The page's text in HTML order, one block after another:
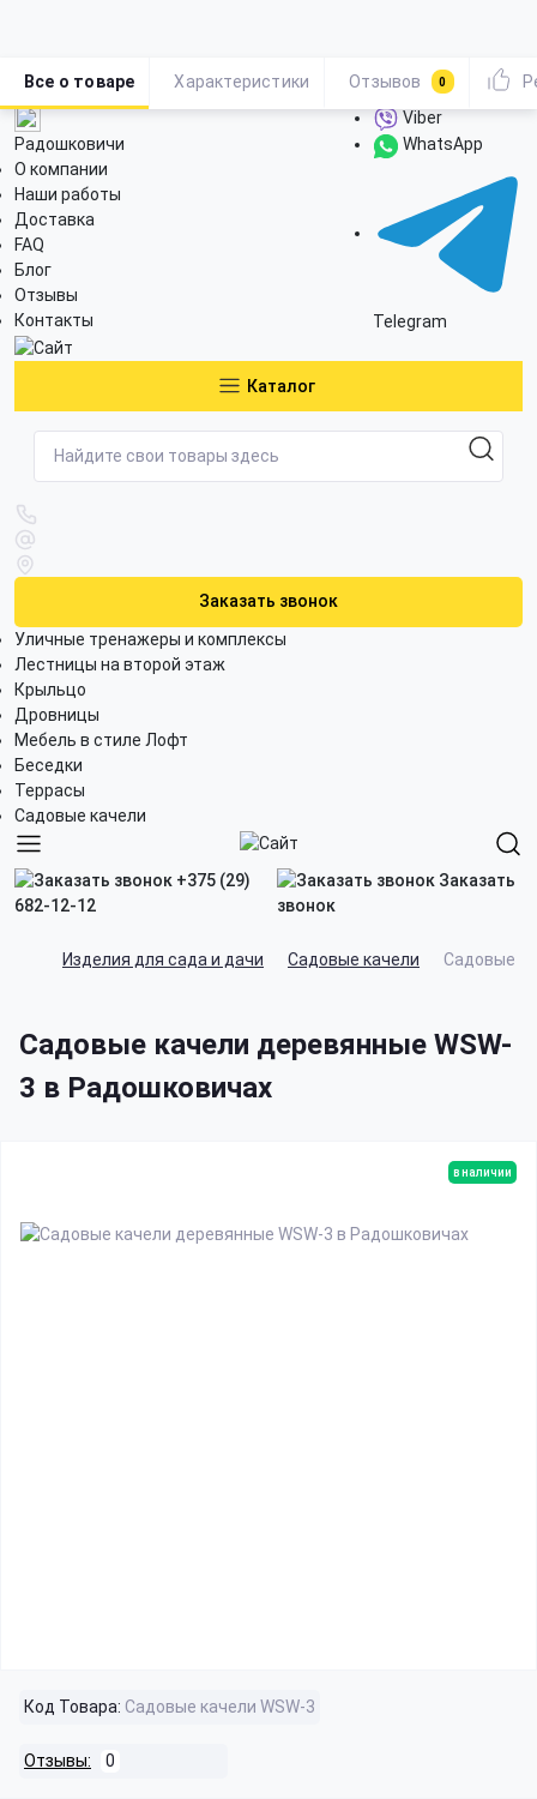
Радошковичи
О компании
Наши работы
Доставка
FAQ
Блог
Отзывы
Контакты
Viber
WhatsApp
Telegram
Каталог
Заказать звонок
Уличные тренажеры и комплексы
Лестницы на второй этаж
Крыльцо
Дровницы
Мебель в стиле Лофт
Беседки
Террасы
Садовые качели
+375 (29)
682-12-12
Заказать
звонок
Изделия для сада и дачи Садовые качели Садовые
Садовые качели деревянные WSW-
3 в Радошковичах
Все о товаре Характеристики Отзывов 0
в наличии
Код Товара: Садовые качели WSW-3
Отзывы: 0